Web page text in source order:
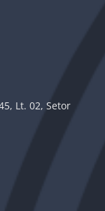
Lt. 02, Setor